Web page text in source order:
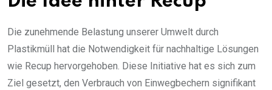
Die zunehmende Belastung unserer Umwelt durch
Plastikmüll hat die Notwendigkeit für nachhaltige Lösungen
wie Recup hervorgehoben. Diese Initiative hat es sich zum
Ziel gesetzt, den Verbrauch von Einwegbechern signifikant